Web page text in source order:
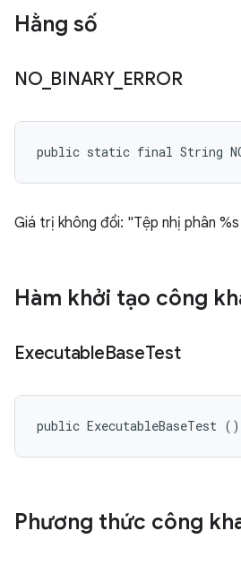
Hằng số
NO_ BINARY_ ERROR
public static final String
Giá trị không đổi: "Tệp nhị phân
Hàm khởi tạo công
ExecutableBaseTest
public ExecutableBaseTest ()
Phương thức công